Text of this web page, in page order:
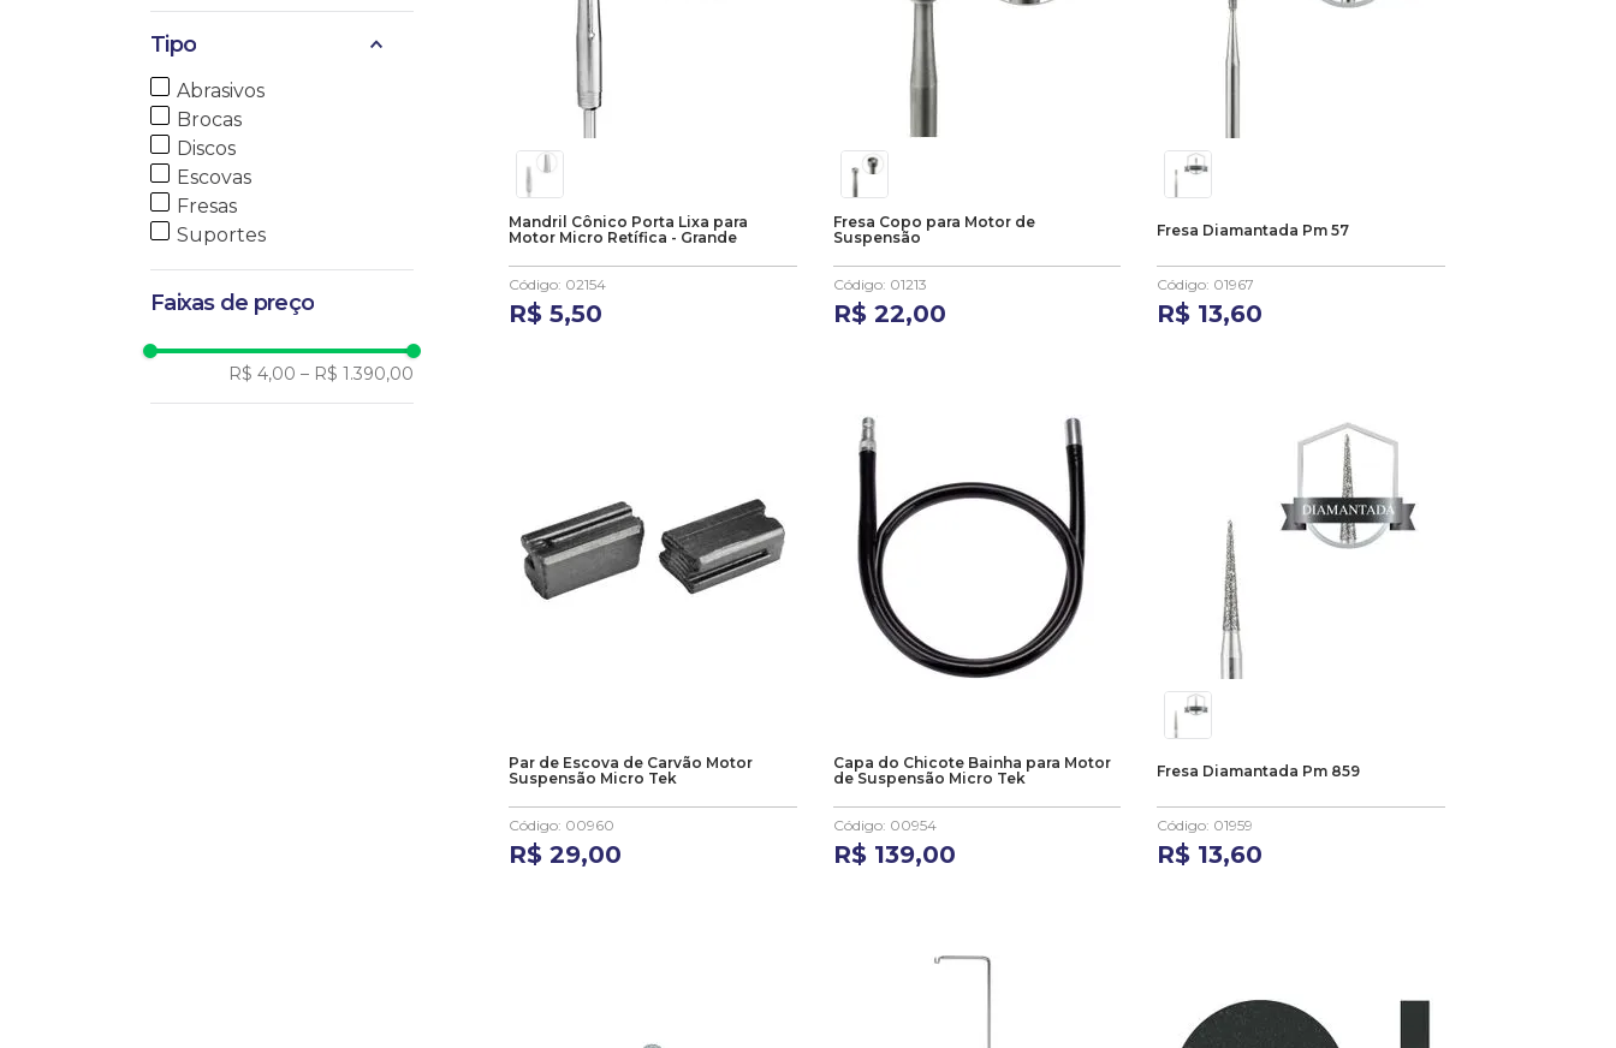
1.20mm
1.25mm
1.35mm
1.40mm
1.45mm
1.50mm
1.55mm
1.60mm
1.65mm
1.70mm
1.80mm
Tipo
Abrasivos
Brocas
Discos
Escovas
Fresas
Suportes
Faixas de preço
R$ 4,00 – R$ 1.390,00
Mandril Cônico Porta Lixa para
Motor Micro Retífica - Grande
Código: 02154
R$ 5,50
Fresa Copo para Motor de
Suspensão
Código: 01213
R$ 22,00
Fresa Diamantada Pm 57
Código: 01967
R$ 13,60
Par de Escova de Carvão Motor
Suspensão Micro Tek
Código: 00960
R$ 29,00
Capa do Chicote Bainha para Motor
de Suspensão Micro Tek
Código: 00954
R$ 139,00
Fresa Diamantada Pm 859
Código: 01959
R$ 13,60